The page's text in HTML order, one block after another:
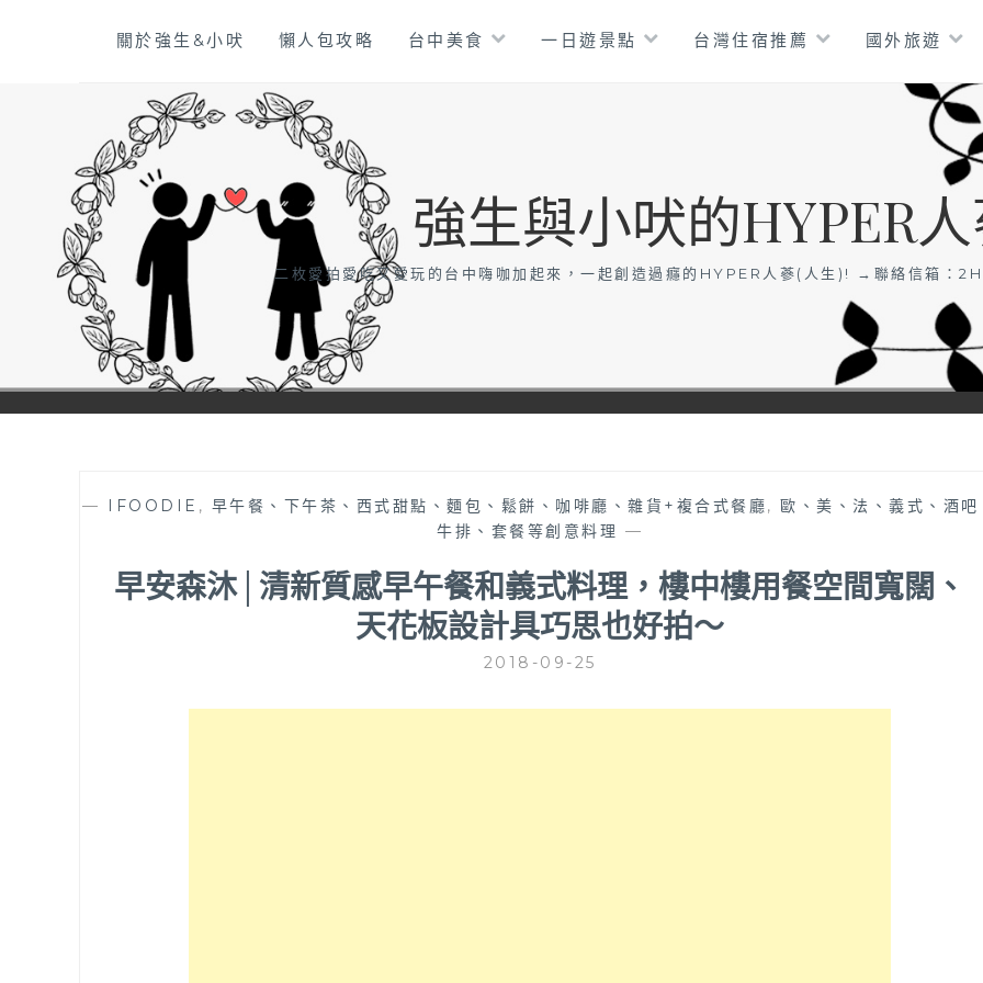
關於強生&小吠 懶人包攻略 台中美食 一日遊景點 台灣住宿推薦 國外旅遊
強生與小吠的HYPER
二枚愛拍愛吃又愛玩的台中嗨咖加起來，一起創造過癮的HYPER人蔘(人生)! →聯絡信箱：
— IFOODIE , 早午餐、下午茶、西式甜點、麵包、鬆餅、咖啡廳、雜貨+複合式餐廳, 歐、美、法、義式、酒吧
牛排、套餐等創意料理 —
早安森沐│清新質感早午餐和義式料理，樓中樓用餐空間寬闊、
天花板設計具巧思也好拍～
2018-09-25